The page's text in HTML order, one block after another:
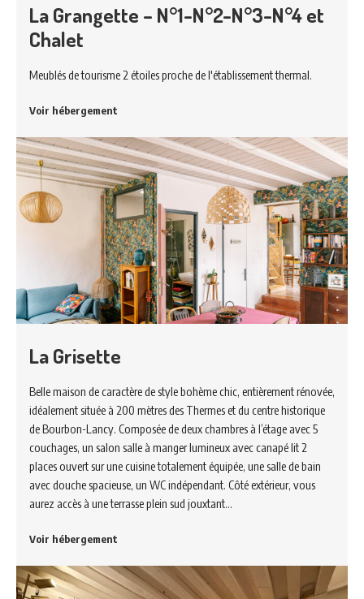
La Grangette – N°1-N°2-N°3-N°4 et
Chalet
Meublés de tourisme 2 étoiles proche de l'établissement thermal.
Voir hébergement
La Grisette
Belle maison de caractère de style bohème chic, entièrement rénovée,
idéalement située à 200 mètres des Thermes et du centre historique
de Bourbon-Lancy. Composée de deux chambres à l’étage avec 5
couchages, un salon salle à manger lumineux avec canapé lit 2
places ouvert sur une cuisine totalement équipée, une salle de bain
avec douche spacieuse, un WC indépendant. Côté extérieur, vous
aurez accès à une terrasse plein sud jouxtant…
Voir hébergement